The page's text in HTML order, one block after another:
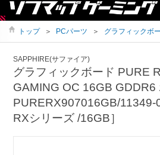
トップ ＞ PCパーツ ＞ グラフィックボ
SAPPHIRE(サファイア)
グラフィックボード PURE
GAMING OC 16GB GDDR6
PURERX907016GB/
RXシリーズ /16GB］